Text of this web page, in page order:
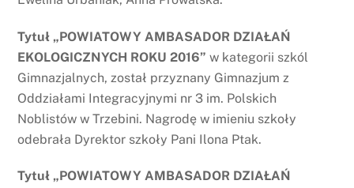
Tytuł „POWIATOWY AMBASADOR DZIAŁAŃ
EKOLOGICZNYCH ROKU 2016” w kategorii szkól
Gimnazjalnych, został przyznany Gimnazjum z
Oddziałami Integracyjnymi nr 3 im. Polskich
Noblistów w Trzebini. Nagrodę w imieniu szkoły
odebrała Dyrektor szkoły Pani Ilona Ptak.
Tytuł „POWIATOWY AMBASADOR DZIAŁAŃ